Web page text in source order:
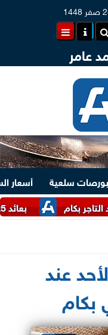
عامر
بورصات سلعية
أسعار
بعائد 14.25% سنويا.. تفاصيل شهادة البنك الأهلي المصري الخماسية
عند
بكام